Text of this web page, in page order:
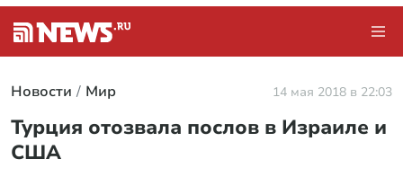
Новости Мир 14 мая 2018 в 22:03
Турция отозвала послов в Израиле и
США